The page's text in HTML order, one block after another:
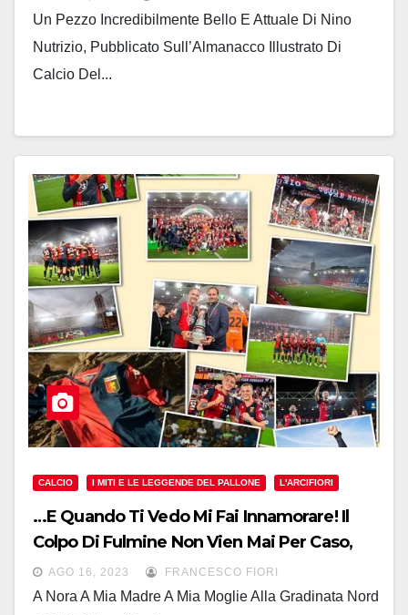
Un Pezzo Incredibilmente Bello E Attuale Di Nino
Nutrizio, Pubblicato Sull’Almanacco Illustrato Di
Calcio Del...
CALCIO I MITI E LE LEGGENDE DEL PALLONE L'ARCIFIORI
…E Quando Ti Vedo Mi Fai Innamorare! Il
Colpo Di Fulmine Non Vien Mai Per Caso,
Grazie Genoa!
AGO 16, 2023 FRANCESCO FIORI
A Nora A Mia Madre A Mia Moglie Alla Gradinata Nord